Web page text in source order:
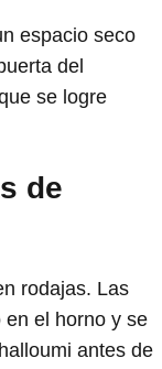
espacio seco
del
se logre
de
rodajas. Las
en el horno y se
antes de